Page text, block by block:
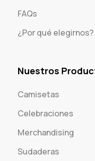
FAQs
¿Por qué elegirnos?
Nuestros
Camisetas
Celebraciones
Merchandising
Sudaderas